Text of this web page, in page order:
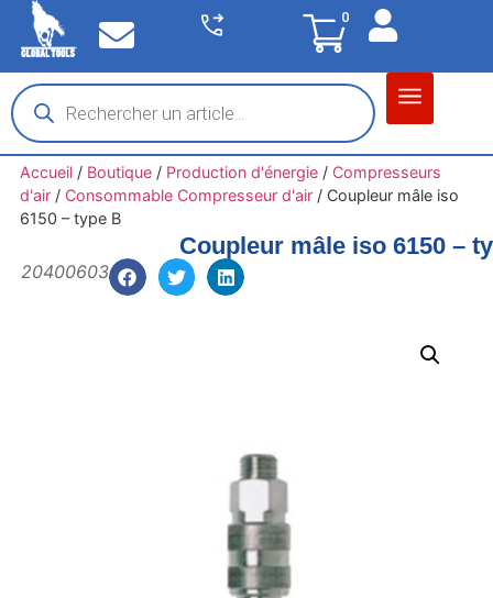
0
Accueil/ Boutique/ Production d'énergie/ Compresseurs
d'air/ Consommable Compresseur d'air/ Coupleur mâle iso
6150 – type B
Coupleur mâle iso 6150 –
20400603